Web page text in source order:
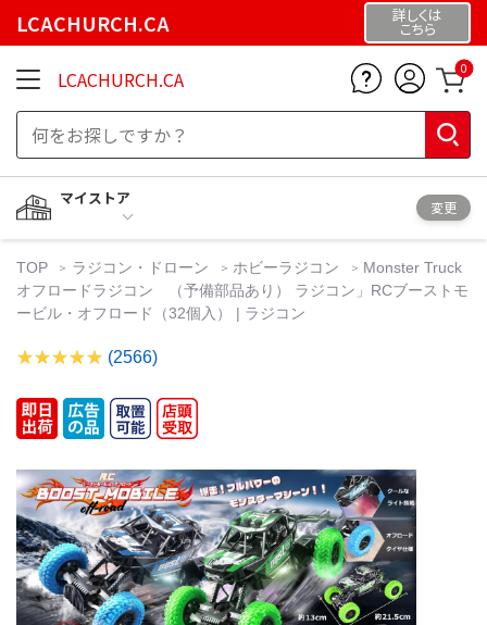
LCACHURCH.CA 詳しくは
こちら
LCACHURCH.CA 0
マイストア
変更
TOP ラジコン・ドローン ホビーラジコン
Monster Truck
オフロードラジコン （予備部品あり） ラジコン」RCブーストモ
ービル・オフロード（32個入） | ラジコン
(2566)